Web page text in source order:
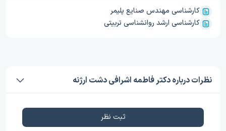
کارشناسی مهندس صنایع پلیمر
کارشناسی ارشد روانشناسی تربیتی
نظرات درباره دکتر فاطمه اشرافی دشت ارژنه
ثبت نظر